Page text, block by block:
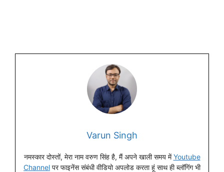
Varun Singh
नमस्कार दोस्तों, मेरा नाम वरुण सिंह है, मैं अपने खाली समय मेंYoutube
Channel पर फाइनेंस संबंधी वीडियो अपलोड करता हूं साथ ही ब्लॉगिंग भी